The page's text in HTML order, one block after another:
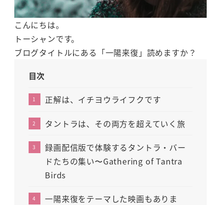
こんにちは。
トーシャンです。
ブログタイトルにある「一陽来復」読めますか？
目次
正解は、イチヨウライフクです
タントラは、その両方を超えていく旅
録画配信版で体験するタントラ・バー
ドたちの集い〜Gathering of Tantra
Birds
一陽来復をテーマした映画もありま